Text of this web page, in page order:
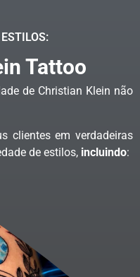
Tattoo
de Christian Klein não
clientes em verdadeiras
de estilos, incluindo: